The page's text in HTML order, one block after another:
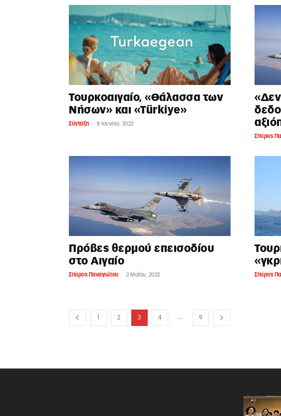
Τουρκοαιγαίο, «Θάλασσα των
Νήσων» και «Türkiye»
Σύνταξη - 8 Ιουνίου, 2022
«Δεν
Σπύρος
Πρόβες θερμού επεισοδίου
στο Αιγαίο
Σπύρος Παναγιώτου - 2 Μαΐου, 2022 Σπύρος
1 2 3 4 ... 9